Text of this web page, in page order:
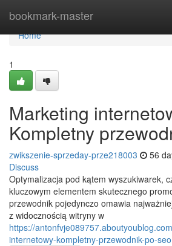
bookmark-master
Home
Home
1
Marketing
Kompletny
zwikszenie-sprzeday-prze218003 56
Discuss
Optymalizacja pod kątem wyszukiwarek,
kluczowym elementem skutecznego
przewodnik pojedynczo omawia
z widocznością witryny w
https://
internetowy-kompletny-przewodnik-po-seo